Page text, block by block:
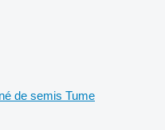
de semis Tume